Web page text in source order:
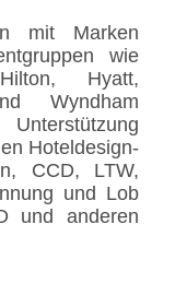
mit Marken
wie
Hyatt,
Wyndham
Hoteldesign-
CCD, LTW,
und Lob
und anderen